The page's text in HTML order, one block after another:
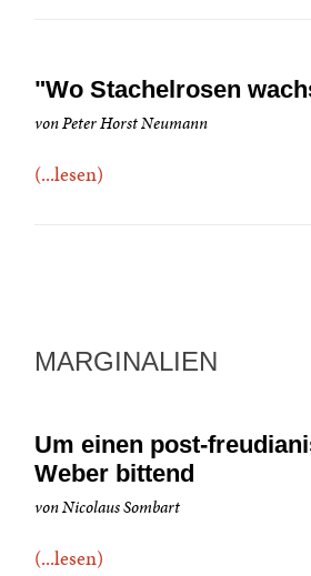
"Wo Stachelrosen
von Peter Horst Neumann
(...lesen)
MARGINALIEN
Um einen post-
Weber bittend
von Nicolaus Sombart
(...lesen)